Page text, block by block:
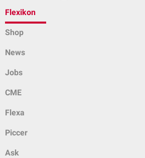
Flexikon
Shop
News
Jobs
CME
Flexa
Piccer
Ask